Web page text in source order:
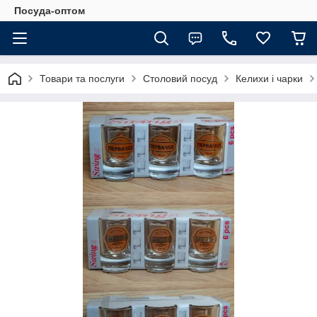
Посуда-оптом
Товари та послуги Столовий посуд Келихи і чарки